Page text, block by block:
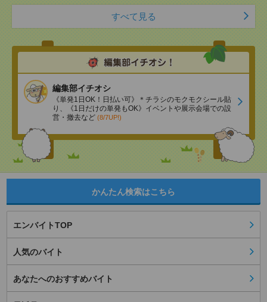
すべて見る
編集部イチオシ
《単発1日OK！日払い可》＊チラシのモクモクシール貼
り、《1日だけの単発もOK》イベントや展示会場での設
営・撤去など (8/7UP!)
かんたん検索はこちら
エンバイトTOP
人気のバイト
あなたへのおすすめバイト